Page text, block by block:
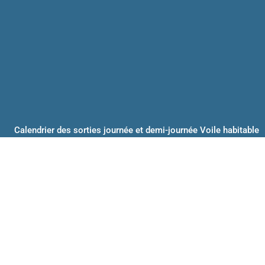
Calendrier des sorties journée et demi-journée Voile habitable